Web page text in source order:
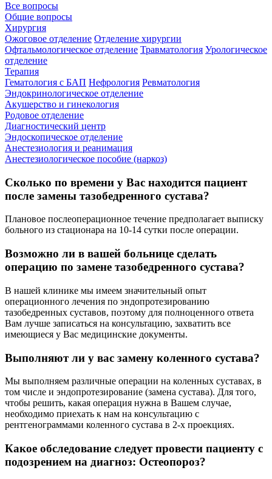
Все вопросы
Общие вопросы
Хирургия
Ожоговое отделение Отделение хирургии
Офтальмологическое отделение Травматология Урологическое
отделение
Терапия
Гематология с БАП Нефрология Ревматология
Эндокринологическое отделение
Акушерство и гинекология
Родовое отделение
Диагностический центр
Эндоскопическое отделение
Анестезиология и реанимация
Анестезиологическое пособие (наркоз)
Сколько по времени у Вас находится пациент
после замены тазобедренного сустава?
Плановое послеоперационное течение предполагает выписку
больного из стационара на 10-14 сутки после операции.
Возможно ли в вашей больнице сделать
операцию по замене тазобедренного сустава?
В нашей клинике мы имеем значительный опыт
операционного лечения по эндопротезированию
тазобедренных суставов, поэтому для полноценного ответа
Вам лучше записаться на консультацию, захватить все
имеющиеся у Вас медицинские документы.
Выполняют ли у вас замену коленного сустава?
Мы выполняем различные операции на коленных суставах, в
том числе и эндопротезирование (замена сустава). Для того,
чтобы решить, какая операция нужна в Вашем случае,
необходимо приехать к нам на консультацию с
рентгенограммами коленного сустава в 2-х проекциях.
Какое обследование следует провести пациенту с
подозрением на диагноз: Остеопороз?